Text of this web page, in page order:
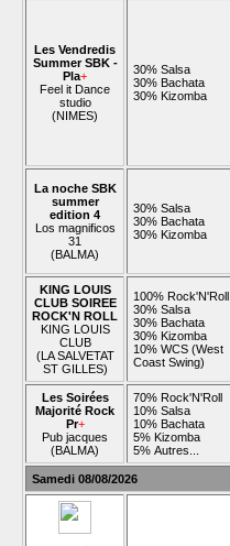
Les Vendredis
Summer SBK -
Pla+
Feel it Dance
studio
(NIMES)
30% Salsa
30% Bachata
30% Kizomba
La noche SBK
summer
edition 4
Los magnificos
31
(BALMA)
30% Salsa
30% Bachata
30% Kizomba
KING LOUIS
CLUB SOIREE
ROCK'N ROLL
KING LOUIS
CLUB
(LA SALVETAT
ST GILLES)
100% Rock'N'Roll
30% Salsa
30% Bachata
30% Kizomba
10% WCS (West
Coast Swing)
Les Soirées
Majorité Rock
Pr+
Pub jacques
(BALMA)
70% Rock'N'Roll
10% Salsa
10% Bachata
5% Kizomba
5% Autres...
Samedi 08/08/2026